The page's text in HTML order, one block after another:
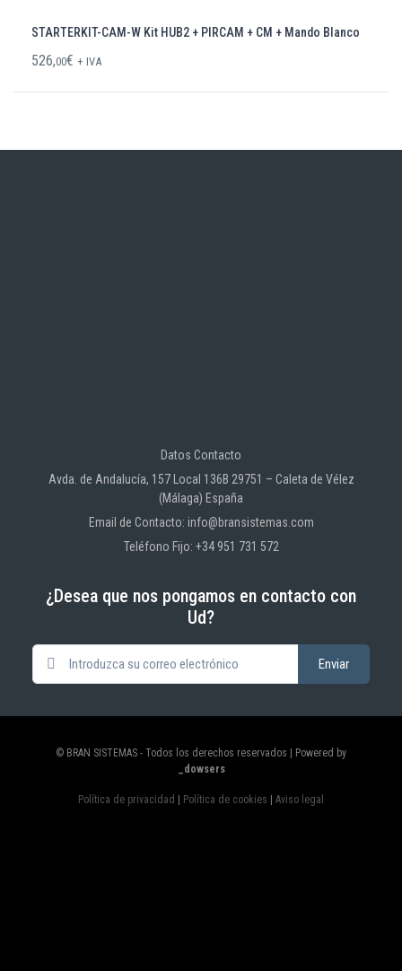
STARTERKIT-CAM-W Kit HUB2 + PIRCAM + CM + Mando Blanco
526,00€ + IVA
Datos Contacto
Avda. de Andalucía, 157 Local 136B 29751 – Caleta de Vélez
(Málaga) España
Email de Contacto: info@bransistemas.com
Teléfono Fijo: +34 951 731 572
¿Desea que nos pongamos en contacto con
Ud?
© BRAN SISTEMAS - Todos los derechos reservados | Powered by
_dowsers
Política de privacidad Política de cookies Aviso legal